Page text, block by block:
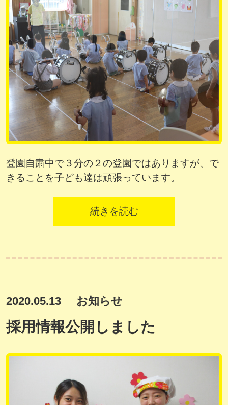
登園自粛中で３分の２の登園ではありますが、で
きることを子ども達は頑張っています。
続きを読む
2020.05.13 お知らせ
採用情報公開しました